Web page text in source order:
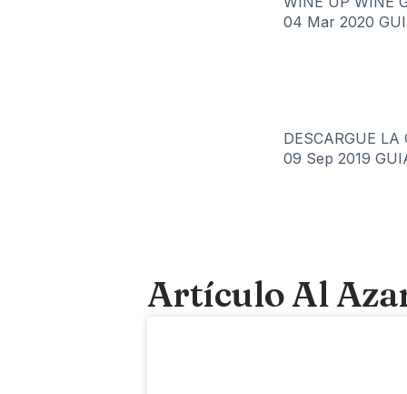
04 Mar 2020
DESCARGUE
09 Sep 2019
Artículo Al